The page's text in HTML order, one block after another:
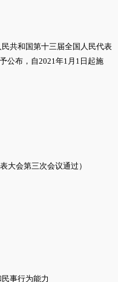
共和国第十三届全国人民代表
公布，自2021年1月1日起施
大会第三次会议通过）
行为能力